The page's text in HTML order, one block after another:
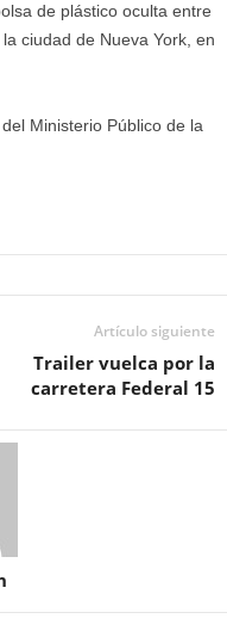
de plástico oculta entre
ciudad de Nueva York, en
Ministerio Público de la
Artículo siguiente
Trailer vuelca por la
carretera Federal 15